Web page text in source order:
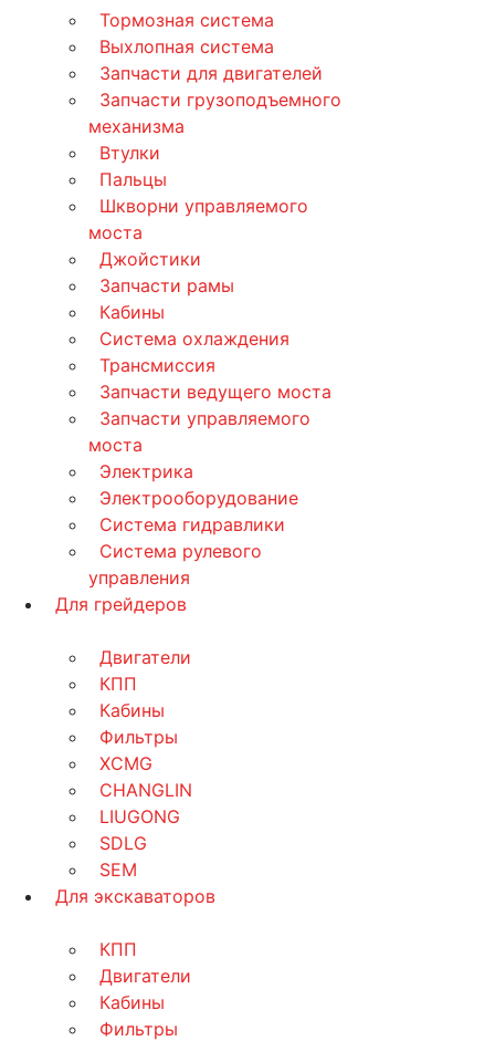
Тормозная система
Выхлопная система
Запчасти для двигателей
Запчасти грузоподъемного
механизма
Втулки
Пальцы
Шкворни управляемого
моста
Джойстики
Запчасти рамы
Кабины
Система охлаждения
Трансмиссия
Запчасти ведущего моста
Запчасти управляемого
моста
Электрика
Электрооборудование
Система гидравлики
Система рулевого
управления
Для грейдеров
Двигатели
КПП
Кабины
Фильтры
XCMG
CHANGLIN
LIUGONG
SDLG
SEM
Для экскаваторов
КПП
Двигатели
Кабины
Фильтры